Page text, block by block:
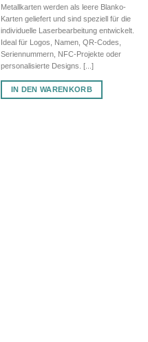
Metallkarten werden als leere Blanko-
Karten geliefert und sind speziell für die
individuelle Laserbearbeitung entwickelt.
Ideal für Logos, Namen, QR-Codes,
Seriennummern, NFC-Projekte oder
personalisierte Designs. [...]
IN DEN WARENKORB